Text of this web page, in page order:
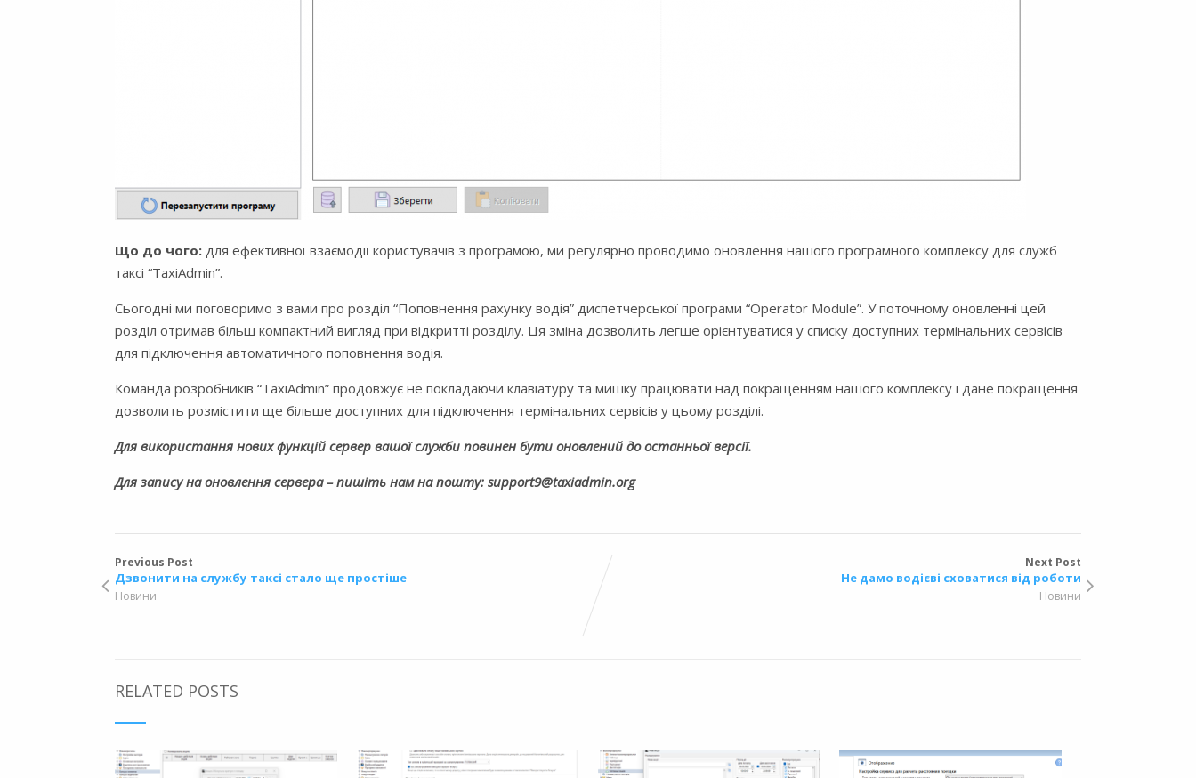
Що до чого: для ефективної взаємодії користувачів з програмою, ми регулярно проводимо оновлення нашого програмного комплексу для служб
таксі “TaxiAdmin”.
Сьогодні ми поговоримо з вами про розділ “Поповнення рахунку водія” диспетчерської програми “Operator Module”. У поточному оновленні цей
розділ отримав більш компактний вигляд при відкритті розділу. Ця зміна дозволить легше орієнтуватися у списку доступних термінальних сервісів
для підключення автоматичного поповнення водія.
Команда розробників “TaxiAdmin” продовжує не покладаючи клавіатуру та мишку працювати над покращенням нашого комплексу і дане покращення
дозволить розмістити ще більше доступних для підключення термінальних сервісів у цьому розділі.
Для використання нових функцій сервер вашої служби повинен бути оновлений до останньої версії.
Для запису на оновлення сервера – пишіть нам на пошту: support9@taxiadmin.org
Previous Post
Дзвонити на службу таксі стало ще простіше
Новини
Next Post
Не дамо водієві сховатися від роботи
Новини
RELATED POSTS